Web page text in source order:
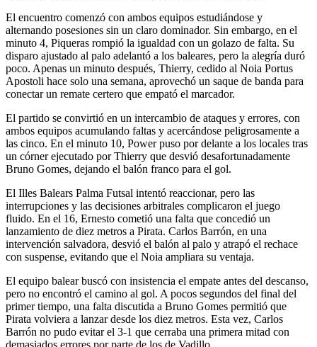
El encuentro comenzó con ambos equipos estudiándose y
alternando posesiones sin un claro dominador. Sin embargo, en el
minuto 4, Piqueras rompió la igualdad con un golazo de falta. Su
disparo ajustado al palo adelantó a los baleares, pero la alegría duró
poco. Apenas un minuto después, Thierry, cedido al Noia Portus
Apostoli hace solo una semana, aprovechó un saque de banda para
conectar un remate certero que empató el marcador.
El partido se convirtió en un intercambio de ataques y errores, con
ambos equipos acumulando faltas y acercándose peligrosamente a
las cinco. En el minuto 10, Power puso por delante a los locales tras
un córner ejecutado por Thierry que desvió desafortunadamente
Bruno Gomes, dejando el balón franco para el gol.
El Illes Balears Palma Futsal intentó reaccionar, pero las
interrupciones y las decisiones arbitrales complicaron el juego
fluido. En el 16, Ernesto cometió una falta que concedió un
lanzamiento de diez metros a Pirata. Carlos Barrón, en una
intervención salvadora, desvió el balón al palo y atrapó el rechace
con suspense, evitando que el Noia ampliara su ventaja.
El equipo balear buscó con insistencia el empate antes del descanso,
pero no encontró el camino al gol. A pocos segundos del final del
primer tiempo, una falta discutida a Bruno Gomes permitió que
Pirata volviera a lanzar desde los diez metros. Esta vez, Carlos
Barrón no pudo evitar el 3-1 que cerraba una primera mitad con
demasiados errores por parte de los de Vadillo.